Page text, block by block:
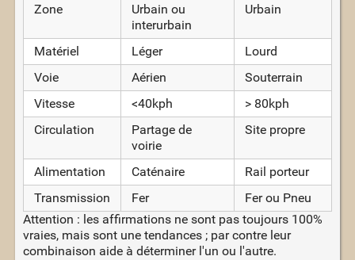
Zone
Urbain ou
interurbain
Urbain
Matériel Léger
Lourd
Voie
Aérien
Souterrain
Vitesse
<40kph
> 80kph
Circulation
Partage de
voirie
Site propre
Alimentation Caténaire
Rail porteur
Transmission
Fer
Fer ou Pneu
Attention : les affirmations ne sont pas toujours 100%
vraies, mais sont une tendances ; par contre leur
combinaison aide à déterminer l'un ou l'autre.